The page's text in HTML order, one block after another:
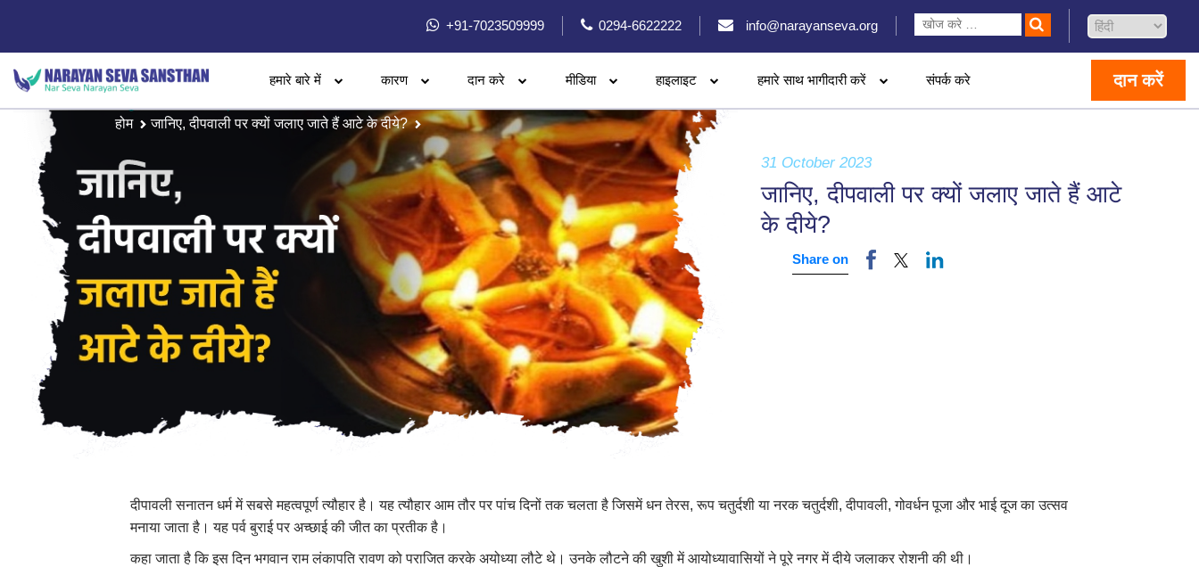
+91-7023509999 0294-6622222 info@narayanseva.org
हमारे बारे में कारण दान करे मीडिया हाइलाइट हमारे साथ भागीदारी करें संपर्क करे दान करें
होम जानिए, दीपवाली पर क्यों जलाए जाते हैं आटे के दीये?
31 October 2023
जानिए, दीपवाली पर क्यों जलाए जाते हैं आटे
के दीये?
Share on
दीपावली सनातन धर्म में सबसे महत्वपूर्ण त्यौहार है। यह त्यौहार आम तौर पर पांच दिनों तक चलता है जिसमें धन तेरस, रूप चतुर्दशी या नरक चतुर्दशी, दीपावली, गोवर्धन पूजा और भाई दूज का उत्सव
मनाया जाता है। यह पर्व बुराई पर अच्छाई की जीत का प्रतीक है।
कहा जाता है कि इस दिन भगवान राम लंकापति रावण को पराजित करके अयोध्या लौटे थे। उनके लौटने की खुशी में आयोध्यावासियों ने पूरे नगर में दीये जलाकर रोशनी की थी।